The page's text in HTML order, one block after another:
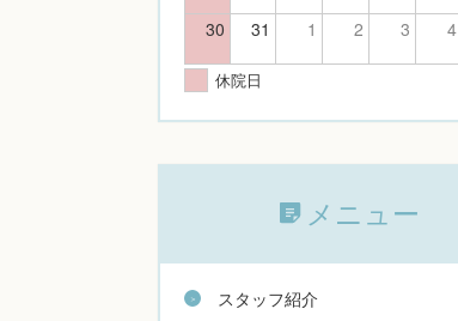
30 31 1 2 3 4
休院日
メニュー
スタッフ紹介